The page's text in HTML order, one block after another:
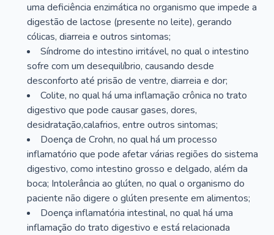
uma deficiência enzimática no organismo que impede a
digestão de lactose (presente no leite), gerando
cólicas, diarreia e outros sintomas;
Síndrome do intestino irritável, no qual o intestino
sofre com um desequilíbrio, causando desde
desconforto até prisão de ventre, diarreia e dor;
Colite, no qual há uma inflamação crônica no trato
digestivo que pode causar gases, dores,
desidratação,calafrios, entre outros sintomas;
Doença de Crohn, no qual há um processo
inflamatório que pode afetar várias regiões do sistema
digestivo, como intestino grosso e delgado, além da
boca; Intolerância ao glúten, no qual o organismo do
paciente não digere o glúten presente em alimentos;
Doença inflamatória intestinal, no qual há uma
inflamação do trato digestivo e está relacionada